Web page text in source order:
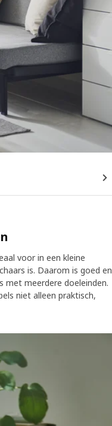
voor in een kleine
is. Daarom is goed en
met meerdere doeleinden.
niet alleen praktisch,